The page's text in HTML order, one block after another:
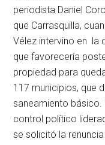
periodista Daniel
que Carrasquilla,
Vélez intervino en la
que favorecería
propiedad para
117 municipios, que
saneamiento
control político
se solicitó la